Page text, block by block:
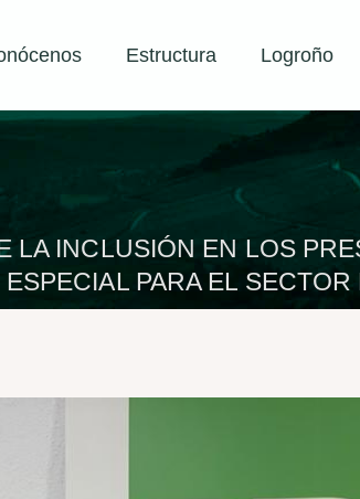
Estructura Logroño
LA INCLUSIÓN EN LOS
ESPECIAL PARA EL